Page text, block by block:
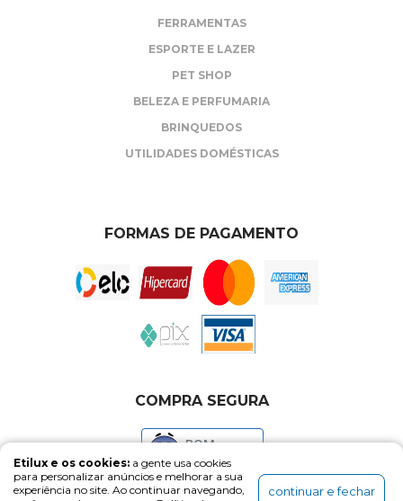
FERRAMENTAS
ESPORTE E LAZER
PET SHOP
BELEZA E PERFUMARIA
BRINQUEDOS
UTILIDADES DOMÉSTICAS
FORMAS DE PAGAMENTO
COMPRA SEGURA
BOM
Etilux e os cookies: a gente usa cookies
para personalizar anúncios e melhorar a sua
experiência no site. Ao continuar navegando,
continuar e fechar